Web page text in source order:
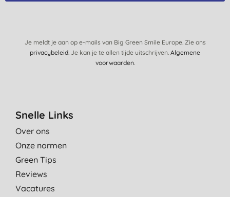
Je meldt je aan op e-mails van Big Green Smile Europe. Zie ons
privacybeleid. Je kan je te allen tijde uitschrijven. Algemene
voorwaarden.
Snelle Links
Over ons
Onze normen
Green Tips
Reviews
Vacatures